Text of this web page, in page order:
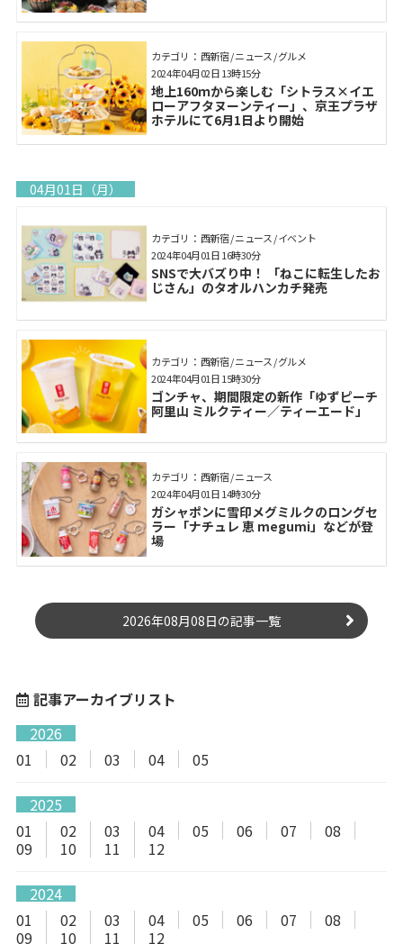
カテゴリ： 西新宿 / ニュース / グルメ
地上160ｍから楽しむ「シトラス×イエ
ローアフタヌーンティー」、京王プラザ
ホテルにて6月1日より開始
2024年04月02日 13時15分
04月01日（月）
カテゴリ： 西新宿 / ニュース / イベント
SNSで大バズり中！ 「ねこに転生したお
じさん」のタオルハンカチ発売
2024年04月01日 16時30分
カテゴリ： 西新宿 / ニュース / グルメ
ゴンチャ、期間限定の新作「ゆずピーチ
阿里山 ミルクティー／ティーエード」
2024年04月01日 15時30分
カテゴリ： 西新宿 / ニュース
ガシャポンに雪印メグミルクのロングセ
ラー「ナチュレ 恵 megumi」などが登
場
2024年04月01日 14時30分
2026年08月08日の記事一覧
記事アーカイブリスト
2026
01
02 03 04 05
2025
01
02 03 04 05 06 07
08
09
10 11 12
2024
01
02 03 04 05 06 07
08
09
10 11 12